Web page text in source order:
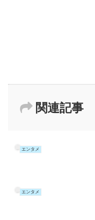
関連記事
エンタメ
エンタメ